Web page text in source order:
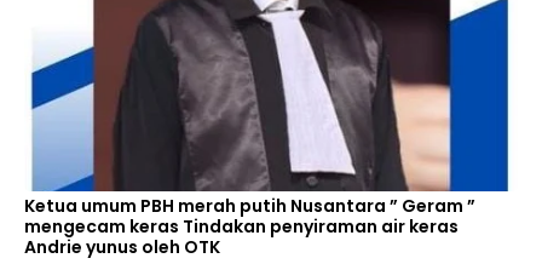
Ketua umum PBH merah putih Nusantara ” Geram ”
mengecam keras Tindakan penyiraman air keras
Andrie yunus oleh OTK